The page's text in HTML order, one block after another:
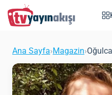
Ana Sayfa›Magazin›